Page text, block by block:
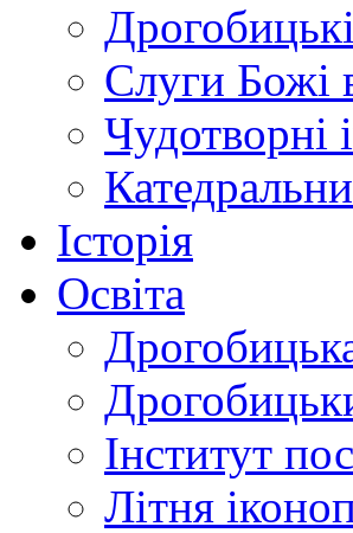
Слуги Божі
Чудотворні
Історія
Освіта
Інститут
Літня